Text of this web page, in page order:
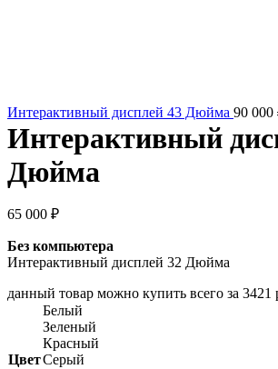
Интерактивный дисплей 43 Дюйма 90 000
Интерактивный
Дюйма
65 000 ₽
Без компьютера
Интерактивный дисплей 32 Дюйма
данный товар можно купить всего за 3421
Цвет
Белый
Зеленый
Красный
Серый